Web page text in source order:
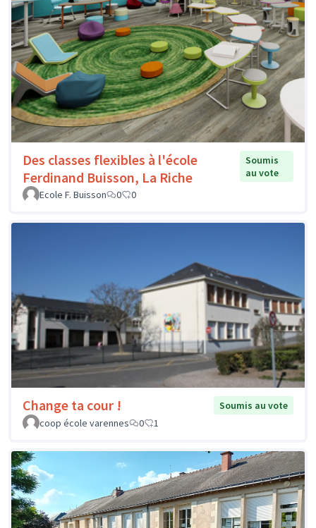
Des classes flexibles à l'école
Ferdinand Buisson, La Riche
Soumis
au vote
Ecole F. Buisson
0 0
Change ta cour !
Soumis au vote
coop école varennes
0 1